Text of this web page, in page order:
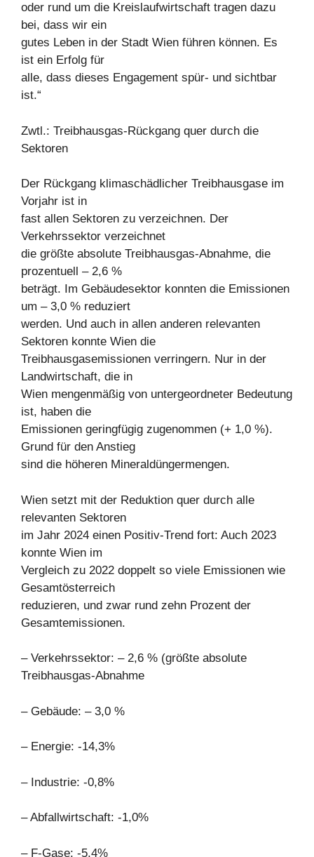
oder rund um die Kreislaufwirtschaft tragen dazu
bei, dass wir ein
gutes Leben in der Stadt Wien führen können. Es
ist ein Erfolg für
alle, dass dieses Engagement spür- und sichtbar
ist.“
Zwtl.: Treibhausgas-Rückgang quer durch die
Sektoren
Der Rückgang klimaschädlicher Treibhausgase im
Vorjahr ist in
fast allen Sektoren zu verzeichnen. Der
Verkehrssektor verzeichnet
die größte absolute Treibhausgas-Abnahme, die
prozentuell – 2,6 %
beträgt. Im Gebäudesektor konnten die Emissionen
um – 3,0 % reduziert
werden. Und auch in allen anderen relevanten
Sektoren konnte Wien die
Treibhausgasemissionen verringern. Nur in der
Landwirtschaft, die in
Wien mengenmäßig von untergeordneter Bedeutung
ist, haben die
Emissionen geringfügig zugenommen (+ 1,0 %).
Grund für den Anstieg
sind die höheren Mineraldüngermengen.
Wien setzt mit der Reduktion quer durch alle
relevanten Sektoren
im Jahr 2024 einen Positiv-Trend fort: Auch 2023
konnte Wien im
Vergleich zu 2022 doppelt so viele Emissionen wie
Gesamtösterreich
reduzieren, und zwar rund zehn Prozent der
Gesamtemissionen.
– Verkehrssektor: – 2,6 % (größte absolute
Treibhausgas-Abnahme
– Gebäude: – 3,0 %
– Energie: -14,3%
– Industrie: -0,8%
– Abfallwirtschaft: -1,0%
– F-Gase: -5,4%